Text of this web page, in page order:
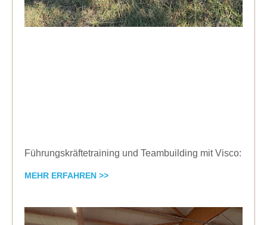
Führungskräftetraining und Teambuilding mit Visco:
MEHR ERFAHREN >>